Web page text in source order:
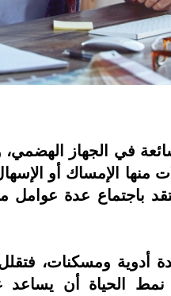
في الجهاز
الإمساك أو
باجتماع عدة عوامل
أدوية ومسكنات،
نمط الحياة أن